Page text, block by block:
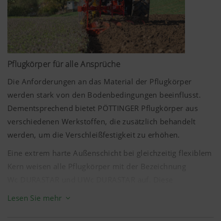
Mehr Infos
konstantere Arbeitsqualität und lange Standzeit.
Pflugkörper für alle Ansprüche
Die Anforderungen an das Material der Pflugkörper
werden stark von den Bodenbedingungen beeinflusst.
Dementsprechend bietet PÖTTINGER Pflugkörper aus
verschiedenen Werkstoffen, die zusätzlich behandelt
werden, um die Verschleißfestigkeit zu erhöhen.
Eine extrem harte Außenschicht bei gleichzeitig flexiblem
Eigenschaften werden durch das Aufkohlen der Körper
Lesen Sie mehr